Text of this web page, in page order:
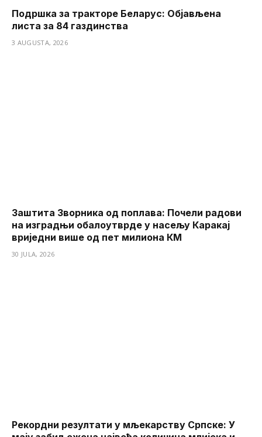
Подршка за тракторе Беларус: Објављена
листа за 84 газдинства
3 AUGUSTA, 2026
Заштита Зворника од поплава: Почели радови
на изградњи обалоутврде у насељу Каракај
вриједни више од пет милиона КМ
30 JULA, 2026
Рекордни резултати у мљекарству Српске: У